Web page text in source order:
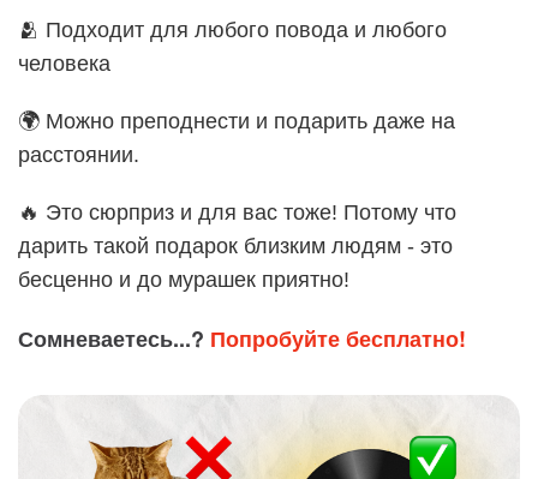
🫂 Подходит для любого повода и любого
человека
🌍 Можно преподнести и подарить даже на
расстоянии.
🔥 Это сюрприз и для вас тоже! Потому что
дарить такой подарок близким людям - это
бесценно и до мурашек приятно!
Сомневаетесь...? Попробуйте бесплатно!